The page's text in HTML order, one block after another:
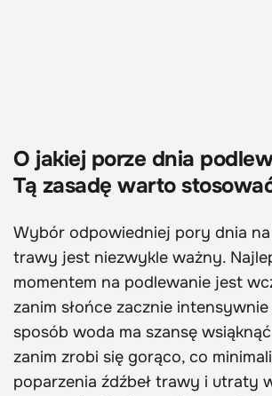
O jakiej porze dnia
Tą zasadę warto
Wybór odpowiedniej pory dnia
trawy jest niezwykle ważny.
momentem na podlewanie jest
zanim słońce zacznie
sposób woda ma szansę
zanim zrobi się gorąco, co
poparzenia źdźbeł trawy i utraty